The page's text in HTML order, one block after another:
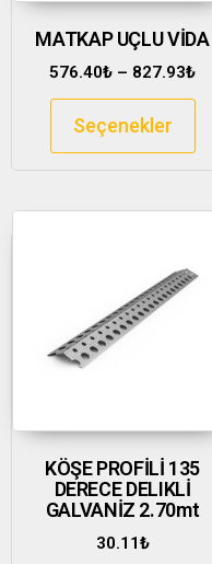
MATKAP UÇLU VİDA
576.40₺ – 827.93₺
Seçenekler
KÖŞE PROFİLİ 135
DERECE DELIKLİ
GALVANİZ 2.70mt
30.11₺